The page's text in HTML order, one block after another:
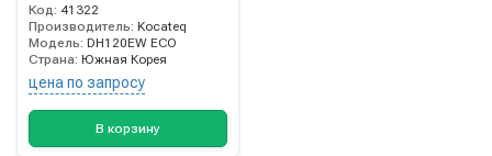
Код: 41322
Производитель: Kocateq
Модель: DH120EW ECO
Страна: Южная Корея
цена по запросу
В корзину